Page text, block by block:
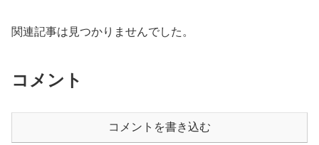
関連記事は見つかりませんでした。
コメント
コメントを書き込む